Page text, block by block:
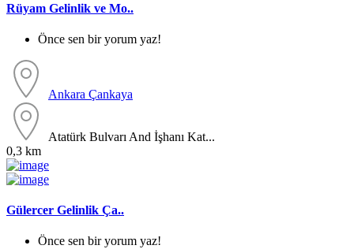
Rüyam Gelinlik ve Mo..
Önce sen bir yorum yaz!
Ankara Çankaya
Atatürk Bulvarı And İşhanı Kat...
0,3 km
Gülercer Gelinlik Ça..
Önce sen bir yorum yaz!